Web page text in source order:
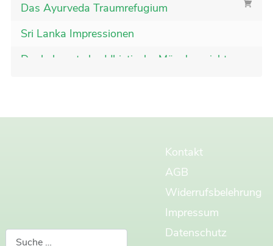
Das Ayurveda Traumrefugium
Sri Lanka Impressionen
Der bekannte buddhistische Mönch spricht zu
Qualität entscheidet, ob eine Ayurvedakur
Liebe, Hinwendung und Leidenschaft
Suchen
Kontakt
AGB
Widerrufsbelehrung
Impressum
Datenschutz